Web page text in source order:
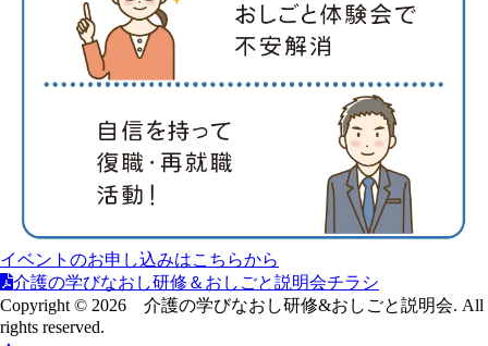
イベントのお申し込みはこちらから
介護の学びなおし研修＆おしごと説明会チラシ
Copyright © 2026 介護の学びなおし研修&おしごと説明会. All
rights reserved.